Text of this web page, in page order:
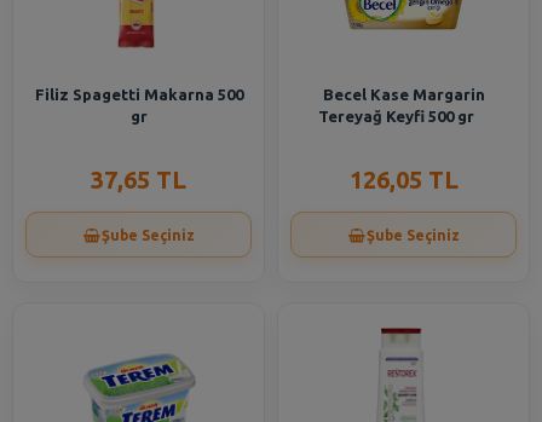
Filiz Spagetti Makarna 500
gr
37,65 TL
Şube Seçiniz
Becel Kase Margarin
Tereyağ Keyfi 500 gr
126,05 TL
Şube Seçiniz